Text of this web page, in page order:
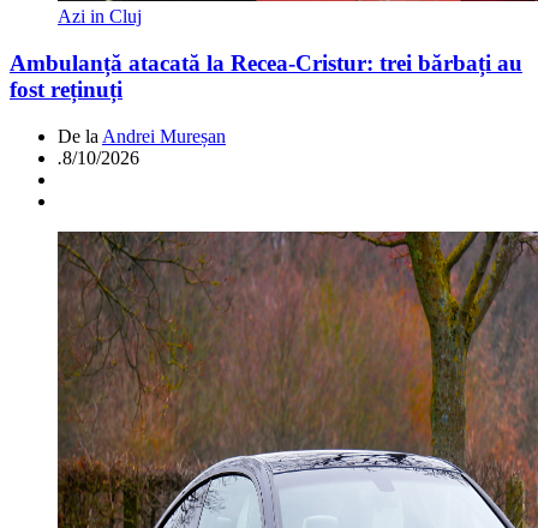
Azi in Cluj
Ambulanță atacată la Recea-Cristur: trei bărbați au
fost reținuți
De la Andrei Mureșan
.8/10/2026